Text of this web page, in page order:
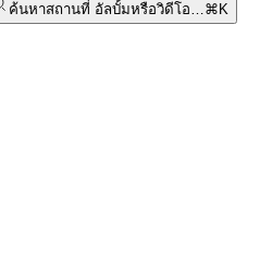
ค้นหาสถานที่ อัลบั้มหรือวิดีโอ…⌘K